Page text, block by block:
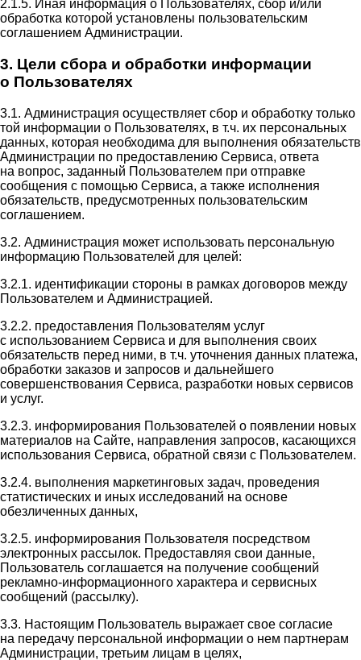
2.1.5. Иная информация о Пользователях, сбор и/или
обработка которой установлены пользовательским
соглашением Администрации.
3. Цели сбора и обработки информации
о Пользователях
3.1. Администрация осуществляет сбор и обработку только
той информации о Пользователях, в т.ч. их персональных
данных, которая необходима для выполнения обязательств
Администрации по предоставлению Сервиса, ответа
на вопрос, заданный Пользователем при отправке
сообщения с помощью Сервиса, а также исполнения
обязательств, предусмотренных пользовательским
соглашением.
3.2. Администрация может использовать персональную
информацию Пользователей для целей:
3.2.1. идентификации стороны в рамках договоров между
Пользователем и Администрацией.
3.2.2. предоставления Пользователям услуг
с использованием Сервиса и для выполнения своих
обязательств перед ними, в т.ч. уточнения данных платежа,
обработки заказов и запросов и дальнейшего
совершенствования Сервиса, разработки новых сервисов
и услуг.
3.2.3. информирования Пользователей о появлении новых
материалов на Сайте, направления запросов, касающихся
использования Сервиса, обратной связи с Пользователем.
3.2.4. выполнения маркетинговых задач, проведения
статистических и иных исследований на основе
обезличенных данных,
3.2.5. информирования Пользователя посредством
электронных рассылок. Предоставляя свои данные,
Пользователь соглашается на получение сообщений
рекламно-информационного характера и сервисных
сообщений (рассылку).
3.3. Настоящим Пользователь выражает свое согласие
на передачу персональной информации о нем партнерам
Администрации, третьим лицам в целях,